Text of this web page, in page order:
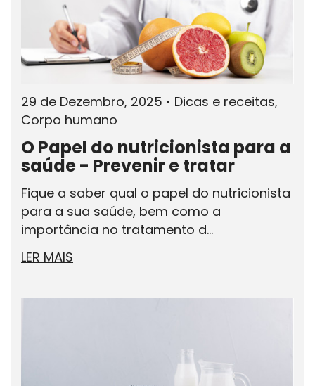
29 de Dezembro, 2025 • Dicas e receitas,
Corpo humano
O Papel do nutricionista para a
saúde - Prevenir e tratar
Fique a saber qual o papel do nutricionista
para a sua saúde, bem como a
importância no tratamento d...
LER MAIS